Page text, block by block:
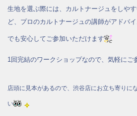
生地を選ぶ際には、カルトナージュをしや
ど、プロのカルトナージュの講師がアドバ
でも安心してご参加いただけます
1回完結のワークショップなので、気軽にご
店頭に見本があるので、渋谷店にお立ち寄りに
い